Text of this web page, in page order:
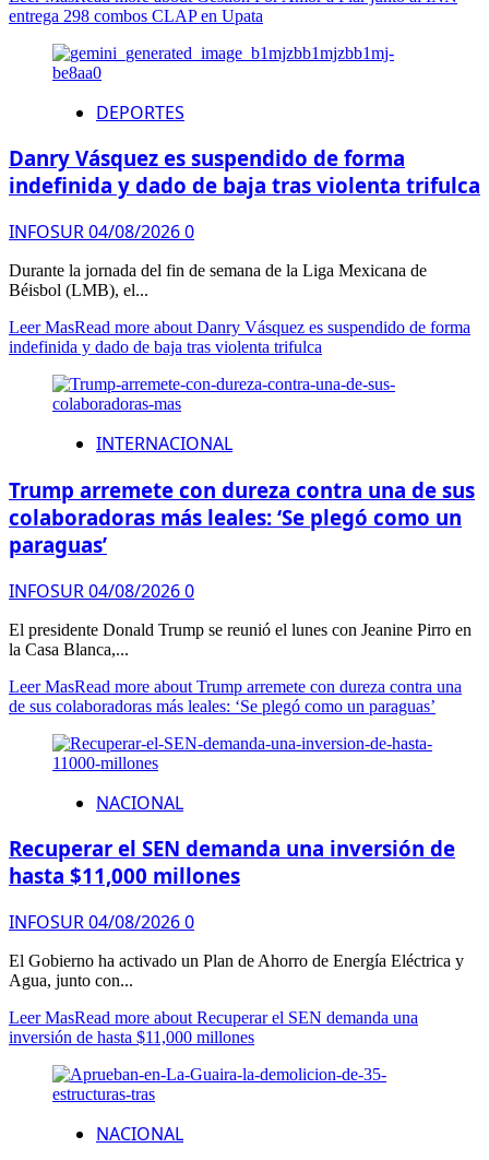
entrega 298 combos CLAP en Upata
DEPORTES
Danry Vásquez es suspendido de forma
indefinida y dado de baja tras violenta trifulca
INFOSUR04/08/20260
Durante la jornada del fin de semana de la Liga Mexicana de
Béisbol (LMB), el...
Leer MasRead more about Danry Vásquez es suspendido de forma
indefinida y dado de baja tras violenta trifulca
INTERNACIONAL
Trump arremete con dureza contra una de sus
colaboradoras más leales: ‘Se plegó como un
paraguas’
INFOSUR04/08/20260
El presidente Donald Trump se reunió el lunes con Jeanine Pirro en
la Casa Blanca,...
Leer MasRead more about Trump arremete con dureza contra una
de sus colaboradoras más leales: ‘Se plegó como un paraguas’
NACIONAL
Recuperar el SEN demanda una inversión de
hasta $11,000 millones
INFOSUR04/08/20260
El Gobierno ha activado un Plan de Ahorro de Energía Eléctrica y
Agua, junto con...
Leer MasRead more about Recuperar el SEN demanda una
inversión de hasta $11,000 millones
NACIONAL